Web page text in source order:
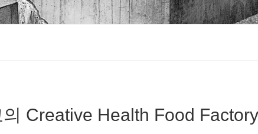
의 Creative Health Food